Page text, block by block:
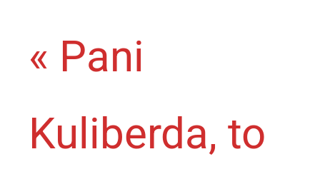
« Pani
Kuliberda, to